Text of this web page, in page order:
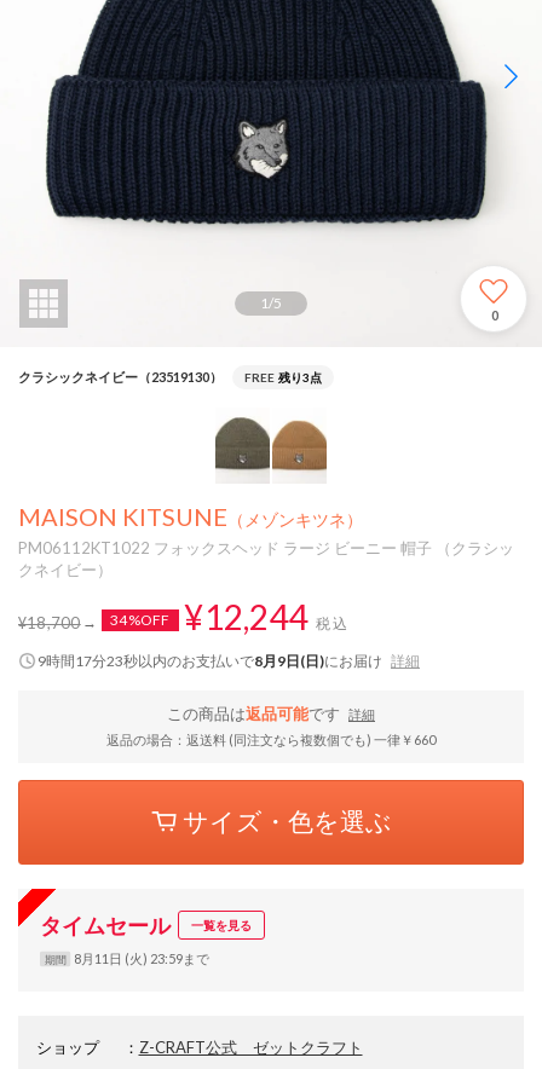
1/5
0
クラシックネイビー（23519130） FREE 残り3点
MAISON KITSUNE （メゾンキツネ）
PM06112KT1022 フォックスヘッド ラージ ビーニー 帽子 （クラシッ
クネイビー）
¥18,700 34%OFF ¥12,244 税込
9時間17分22秒以内のお支払いで8月9日(日)にお届け 詳細
この商品は返品可能です
詳細
返品の場合：返送料 (同注文なら複数個でも) 一律￥660
サイズ・色を選ぶ
タイムセール 一覧を見る
期間 8月11日 (火) 23:59まで
ショップ ： Z-CRAFT公式 ゼットクラフト